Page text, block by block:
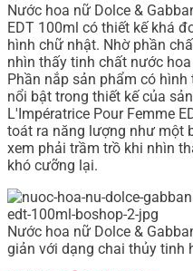
Nước hoa nữ Dolce &
EDT 100ml có thiết kế khá
hình chữ nhật. Nhờ phần
nhìn thấy tinh chất nước
Phần nắp sản phẩm có
nổi bật trong thiết kế của
L'Impératrice Pour Femme
toát ra năng lượng như một
xem phải trầm trồ khi nhìn
khó cưỡng lại.
Nước hoa nữ Dolce &
giản với dạng chai thủy tinh